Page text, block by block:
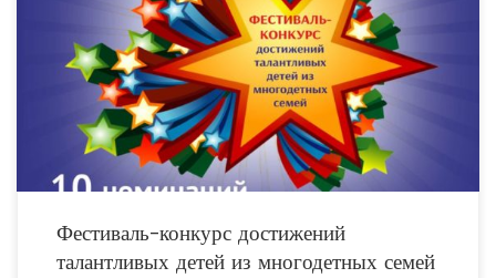
Фестиваль-конкурс достижений талантливых детей из многодетных семей
«МногоДетство» — 19 ноября в ТРЦ «Акварель» Дорогие друзья! В адрес
ВРОО «Многодетный Волгоград» поступают официальные заявки об
Фестиваль-конкурс достижений
талантливых детей из многодетных семей